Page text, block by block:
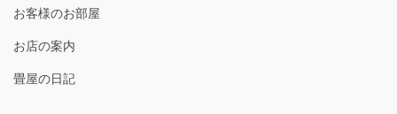
お客様のお部屋
お店の案内
畳屋の日記